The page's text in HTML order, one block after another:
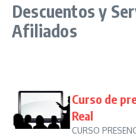
Descuentos y
Afiliados
Curso de
Real
CURSO